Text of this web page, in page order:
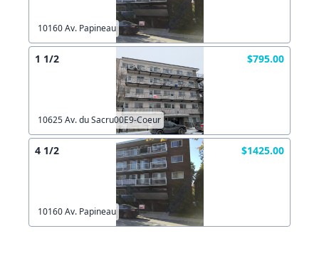
10160 Av. Papineau
1 1/2 $795.00
10625 Av. du Sacru00E9-Coeur
4 1/2 $1425.00
10160 Av. Papineau